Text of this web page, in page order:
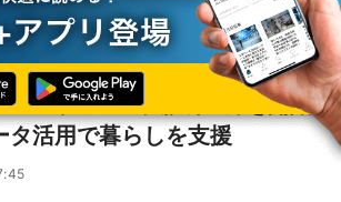
企業動向
ーム実証第2弾を開始 - 生成AIやデータ活用で暮らしを
ートホーム実証第2弾を開始
活用で暮らしを支援